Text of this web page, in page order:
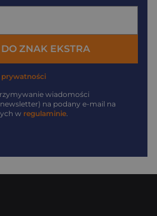
ZNAK EKSTRA
wiadomości
na podany e-mail na
w regulaminie.